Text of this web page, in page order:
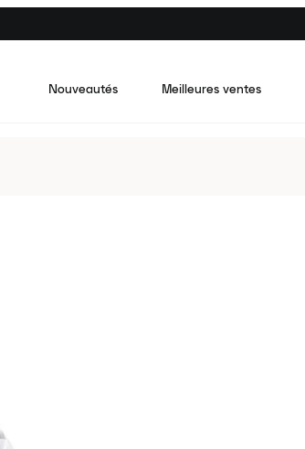
Nouveautés Meilleures ventes